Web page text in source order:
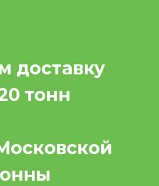
доставку
тонн